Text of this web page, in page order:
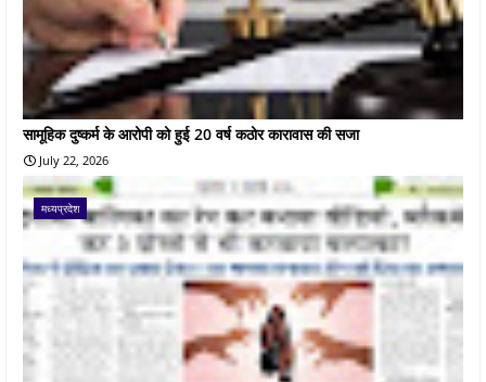
सामूहिक दुष्कर्म के आरोपी को हुई 20 वर्ष कठोर कारावास की सजा
July 22, 2026
मध्यप्रदेश